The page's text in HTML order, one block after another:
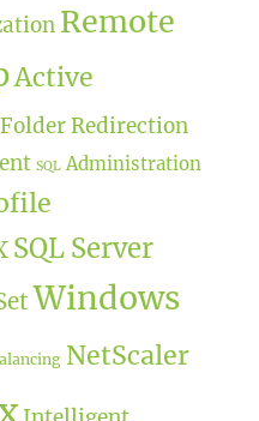
Remote
Active
Folder Redirection
SQL Administration
SQL Server
Windows
NetScaler